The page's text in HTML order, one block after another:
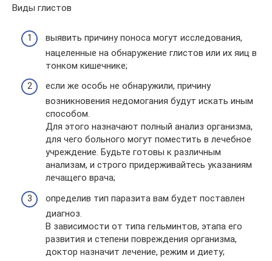
Виды глистов
выявить причину поноса могут исследования,
нацеленные на обнаружение глистов или их яиц в
тонком кишечнике;
если же особь не обнаружили, причину
возникновения недомогания будут искать иным
способом.
Для этого назначают полный анализ организма,
для чего больного могут поместить в лечебное
учреждение. Будьте готовы к различным
анализам, и строго придерживайтесь указаниям
лечащего врача;
определив тип паразита вам будет поставлен
диагноз.
В зависимости от типа гельминтов, этапа его
развития и степени повреждения организма,
доктор назначит лечение, режим и диету;